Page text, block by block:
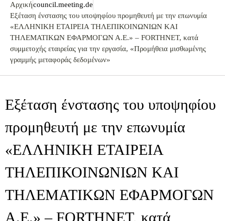
Αρχικήcouncil.meeting.de
Εξέταση ένστασης του υποψηφίου προμηθευτή με την επωνυμία
«ΕΛΛΗΝΙΚΗ ΕΤΑΙΡΕΙΑ ΤΗΛΕΠΙΚΟΙΝΩΝΙΩΝ ΚΑΙ
ΤΗΛΕΜΑΤΙΚΩΝ ΕΦΑΡΜΟΓΩΝ Α.Ε.» – FORTHNET, κατά
συμμετοχής εταιρείας για την εργασία, «Προμήθεια μισθωμένης
γραμμής μεταφοράς δεδομένων»
Εξέταση ένστασης του υποψηφίου
προμηθευτή με την επωνυμία
«ΕΛΛΗΝΙΚΗ ΕΤΑΙΡΕΙΑ
ΤΗΛΕΠΙΚΟΙΝΩΝΙΩΝ ΚΑΙ
ΤΗΛΕΜΑΤΙΚΩΝ ΕΦΑΡΜΟΓΩΝ
Α.Ε.» – FORTHNET, κατά